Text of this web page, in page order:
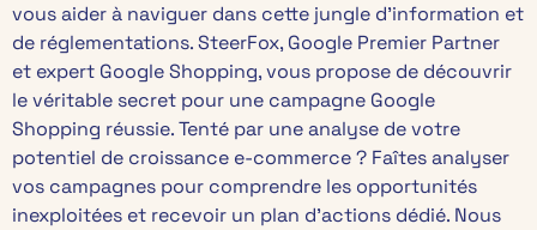
vous aider à naviguer dans cette jungle d’information et
de réglementations. SteerFox, Google Premier Partner
et expert Google Shopping, vous propose de découvrir
le véritable secret pour une campagne Google
Shopping réussie. Tenté par une analyse de votre
potentiel de croissance e-commerce ? Faîtes analyser
vos campagnes pour comprendre les opportunités
inexploitées et recevoir un plan d’actions dédié. Nous